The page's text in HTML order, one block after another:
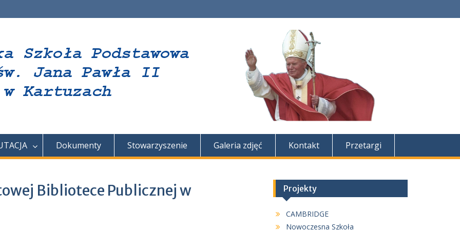
Dokumenty Stowarzyszenie Galeria zdjęć Kontakt Przetargi
Bibliotece Publicznej w
Projekty
CAMBRIDGE
Nowoczesna Szkoła